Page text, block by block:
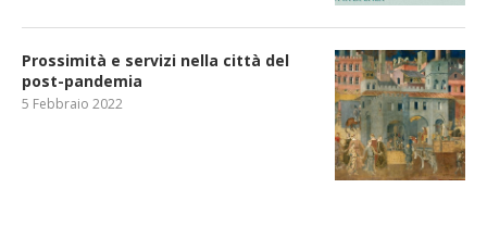
Prossimità e servizi nella città del
post-pandemia
5 Febbraio 2022